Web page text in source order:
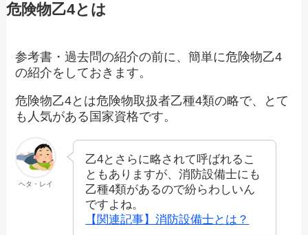
危険物乙4とは
参考書・過去問の紹介の前に、簡単に危険物乙4
の紹介をしておきます。
危険物乙4とは危険物取扱者乙種4類の略で、とて
も人気がある国家資格です。
ヘタ・レイ
乙4とさらに略されて呼ばれるこ
ともありますが、消防設備士にも
乙種4類があるので紛らわしいん
ですよね。
【関連記事】消防設備士とは？